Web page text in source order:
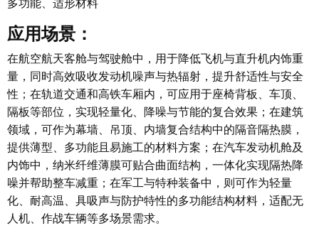
多功能、适形材料
应用场景 ：
在航空航天客舱与驾驶舱中，用于降低飞机与直升机内饰重
量，同时高效吸收发动机噪声与热辐射，提升舒适性与安全
性；在轨道交通和高铁车厢内，可应用于座椅背板、车顶、
隔板等部位，实现轻量化、降噪与节能的复合效果；在建筑
领域，可作为幕墙、吊顶、内墙复合结构中的隔音隔热膜，
提供薄型、多功能且易施工的材料方案；在汽车发动机舱及
内饰中，纳米纤维薄膜可贴合曲面结构，一体化实现隔热降
噪并帮助整车减重；在军工与特种装备中，则可作为轻量
化、耐高温、具吸声与防护特性的多功能结构材料，适配无
人机、作战车辆等多场景需求。